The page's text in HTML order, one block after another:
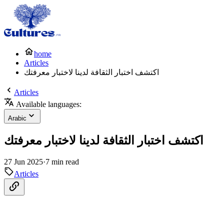
home
Articles
اكتشف اختبار الثقافة لدينا لاختبار معرفتك
Articles
Available languages:
Arabic
اكتشف اختبار الثقافة لدينا لاختبار معرفتك
27 Jun 2025·7 min read
Articles